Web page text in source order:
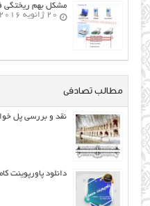
مشکل بهم ریختگی
20 ژانویه 2016
مطالب تصادفی
نقد و بررسی پل
دانلود پاورپوینت